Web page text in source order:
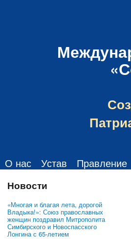
О нас Устав Правление
Новости
«Многая и благая лета, дорогой
Владыка!»: Союз православных
женщин поздравил Митрополита
Симбирского и Новоспасского
Лонгина с 65-летием